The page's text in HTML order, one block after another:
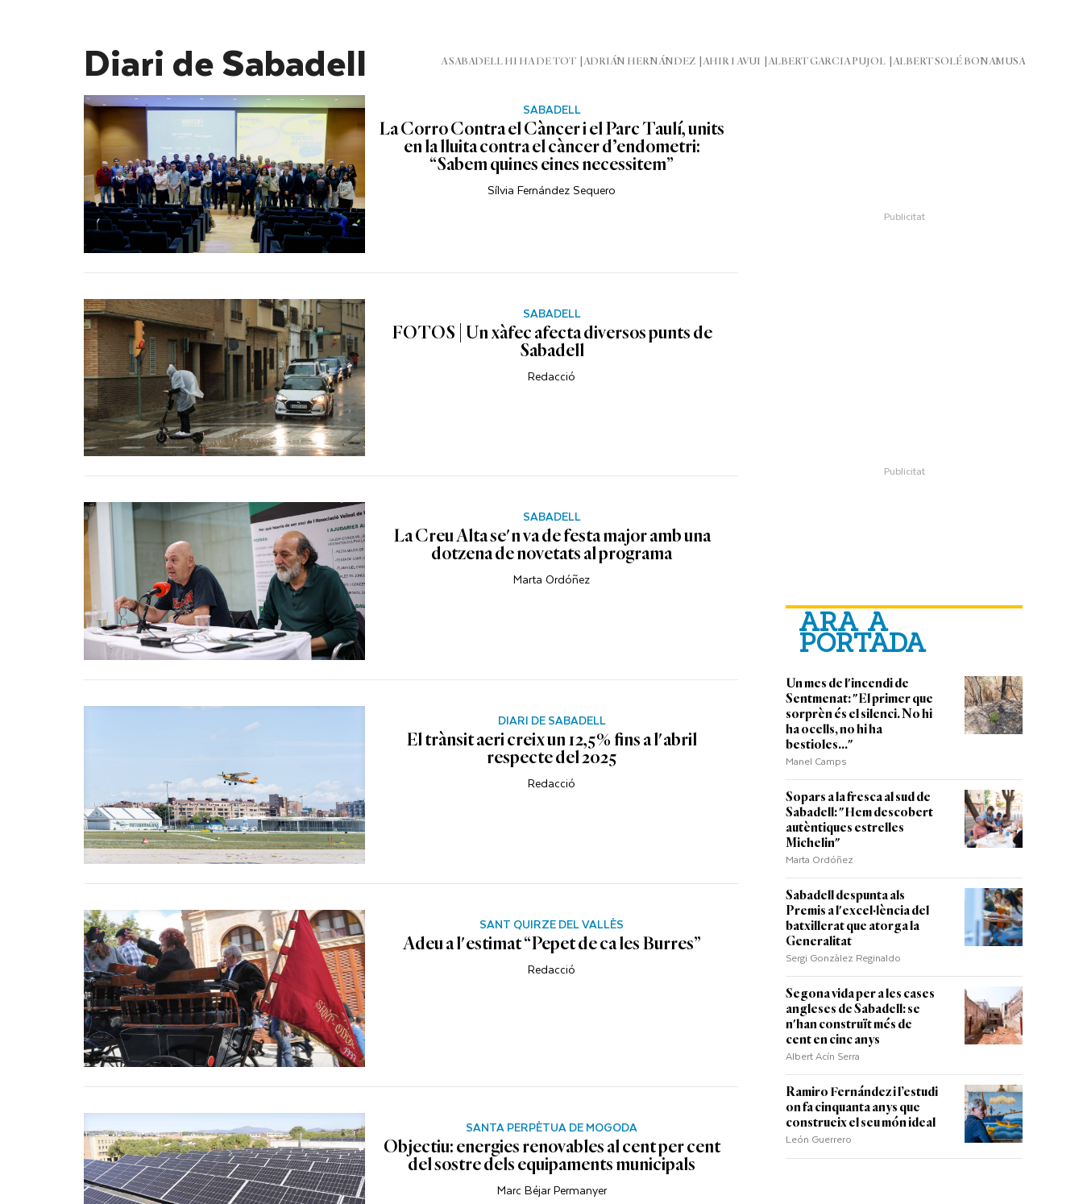
Diari de Sabadell A SABADELL HI HA DE TOT ADRIÁN HERNÁNDEZ AHIR I AVUI ALBERT GARCIA PUJOL ALBERT SOLÉ BONAMUSA
SABADELL
La Corro Contra el Càncer i el Parc Taulí, units
en la lluita contra el càncer d’endometri:
“Sabem quines eines necessitem”
Sílvia Fernández Sequero
SABADELL
FOTOS | Un xàfec afecta diversos punts de
Sabadell
Redacció
SABADELL
La Creu Alta se'n va de festa major amb una
dotzena de novetats al programa
Marta Ordóñez
DIARI DE SABADELL
El trànsit aeri creix un 12,5% fins a l'abril
respecte del 2025
Redacció
SANT QUIRZE DEL VALLÈS
Adeu a l'estimat “Pepet de ca les Burres”
Redacció
SANTA PERPÈTUA DE MOGODA
Objectiu: energies renovables al cent per cent
del sostre dels equipaments municipals
Marc Béjar Permanyer
ARA A
PORTADA
Un mes de l'incendi de
Sentmenat: "El primer que
sorprèn és el silenci. No hi
ha ocells, no hi ha
bestioles..."
Manel Camps
Sopars a la fresca al sud de
Sabadell: "Hem descobert
autèntiques estrelles
Michelin"
Marta Ordóñez
Sabadell despunta als
Premis a l'excel·lència del
batxillerat que atorga la
Generalitat
Sergi Gonzàlez Reginaldo
Segona vida per a les cases
angleses de Sabadell: se
n'han construït més de
cent en cinc anys
Albert Acín Serra
Ramiro Fernández i l’estudi
on fa cinquanta anys que
construeix el seu món ideal
León Guerrero